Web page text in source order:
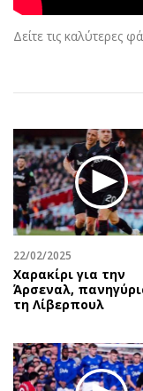
Αθλητισμός
Κύπρος
Διεθνή
Οικονομική
Οικονομία
Real Estate
Επιχειρήσεις
Αγορές
Money Review
AstroBank
Ενέργεια
Ναυτιλία
Δείτε τις καλύτερες
22/02/2025
Χαρακίρι για την
Άρσεναλ,
τη Λίβερπουλ